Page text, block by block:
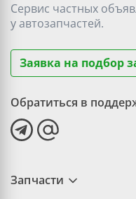
Сервис частных
уавтозапчастей.
Заявка на подбор
Обратиться в
Запчасти